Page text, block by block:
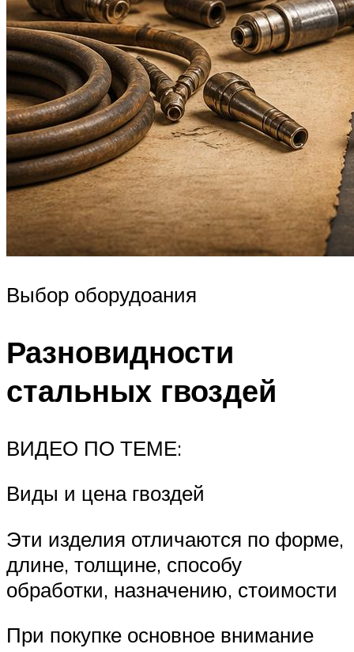
Выбор оборудоания
Разновидности
стальных гвоздей
ВИДЕО ПО ТЕМЕ:
Виды и цена гвоздей
Эти изделия отличаются по форме,
длине, толщине, способу
обработки, назначению, стоимости
При покупке основное внимание